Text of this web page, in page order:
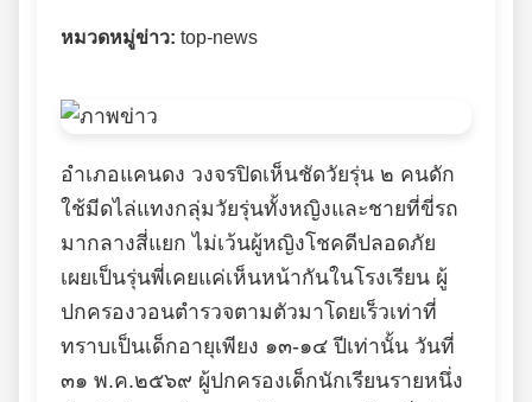
หมวดหมู่ข่าว: top-news
อำเภอแคนดง วงจรปิดเห็นชัดวัยรุ่น ๒ คนดัก
ใช้มีดไล่แทงกลุ่มวัยรุ่นทั้งหญิงและชายที่ขี่รถ
มากลางสี่แยก ไม่เว้นผู้หญิงโชคดีปลอดภัย
เผยเป็นรุ่นพี่เคยแค่เห็นหน้ากันในโรงเรียน ผู้
ปกครองวอนตำรวจตามตัวมาโดยเร็วเท่าที่
ทราบเป็นเด็กอายุเพียง ๑๓-๑๔ ปีเท่านั้น วันที่
๓๑ พ.ค.๒๕๖๙ ผู้ปกครองเด็กนักเรียนรายหนึ่ง